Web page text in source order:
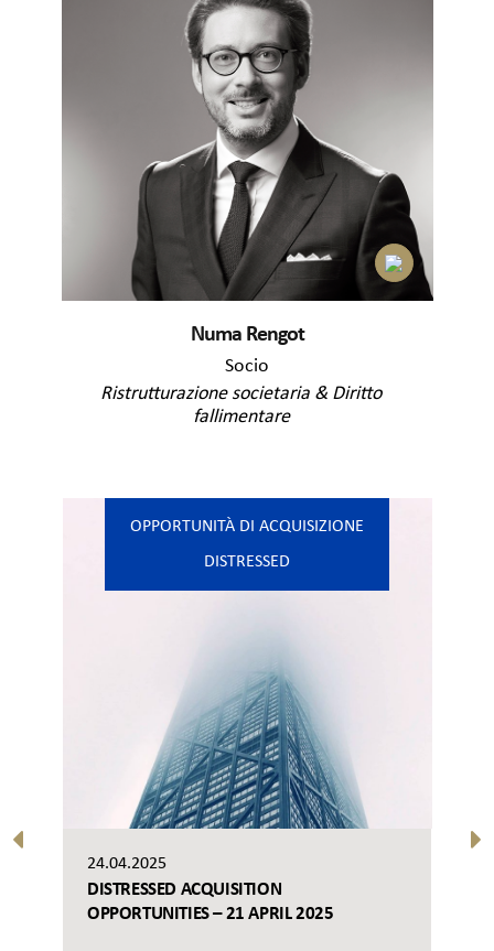
Numa Rengot
Socio
Ristrutturazione societaria & Diritto
fallimentare
OPPORTUNITÀ DI ACQUISIZIONE
DISTRESSED
24.04.2025
DISTRESSED ACQUISITION
OPPORTUNITIES – 21 APRIL 2025